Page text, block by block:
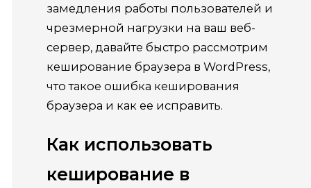
замедления работы пользователей и
чрезмерной нагрузки на ваш веб-
сервер, давайте быстро рассмотрим
кеширование браузера в WordPress,
что такое ошибка кеширования
браузера и как ее исправить.
Как использовать
кеширование в